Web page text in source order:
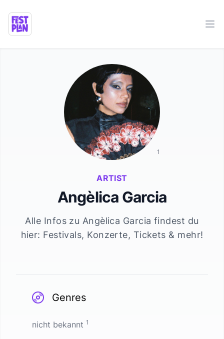
ARTIST
Angèlica Garcia
Alle Infos zu Angèlica Garcia findest du
hier: Festivals, Konzerte, Tickets & mehr!
1
Genres
nicht bekannt 1